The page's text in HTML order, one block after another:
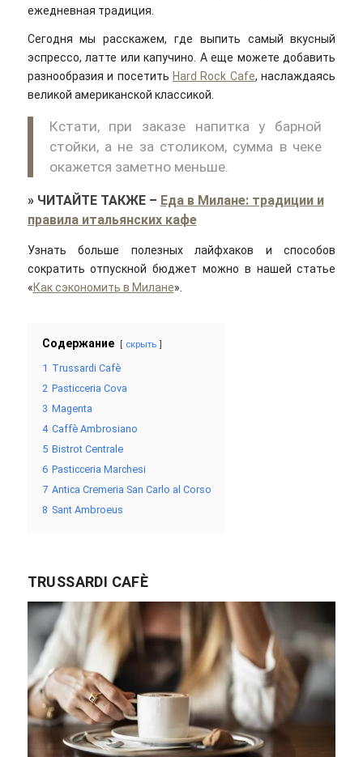
ежедневная традиция.
Сегодня мы расскажем, где выпить самый вкусный
эспрессо, латте или капучино. А еще можете добавить
разнообразия и посетить Hard Rock Cafe, наслаждаясь
великой американской классикой.
Кстати, при заказе напитка у барной
стойки, а не за столиком, сумма в чеке
окажется заметно меньше.
» ЧИТАЙТЕ ТАКЖЕ– Еда в Милане: традиции и
правила итальянских кафе
Узнать больше полезных лайфхаков и способов
сократить отпускной бюджет можно в нашей статье
«Как сэкономить в Милане».
Содержание скрыть
1 Trussardi Cafè
2 Pasticceria Cova
3 Magenta
4 Caffè Ambrosiano
5 Bistrot Centrale
6 Pasticceria Marchesi
7 Antica Cremeria San Carlo al Corso
8 Sant Ambroeus
TRUSSARDI CAFÈ